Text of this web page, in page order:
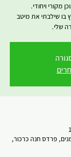
בו שילבתי את מיטב
שלי.
פרדס חנה כרכור,